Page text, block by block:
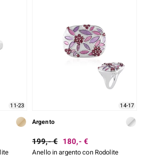
11-23 14-17
Argento
199,- € 180,- €
Anello in argento con Rodolite